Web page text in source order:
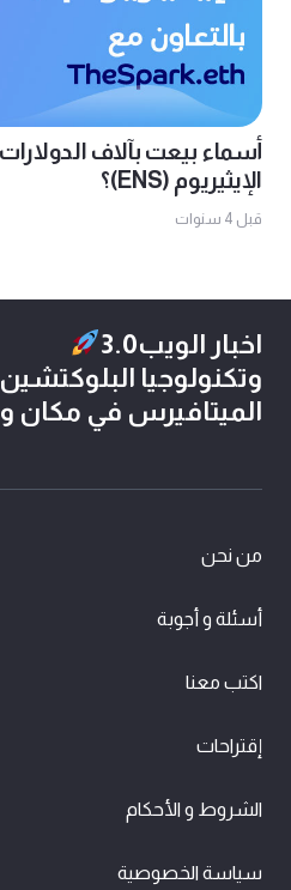
أسماء بيعت بآلاف
الإيثيريوم (ENS)؟
قبل 4 سنوات
اخبار الويب3.0
الميتافيرس في مكان
من نحن
أسئلة و أجوبة
اكتب معنا
إقتراحات
الشروط و الأحكام
سياسة الخصوصية